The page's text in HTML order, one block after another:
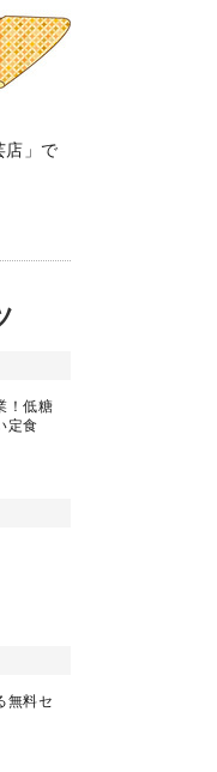
店」で
！低糖
定食
無料セ